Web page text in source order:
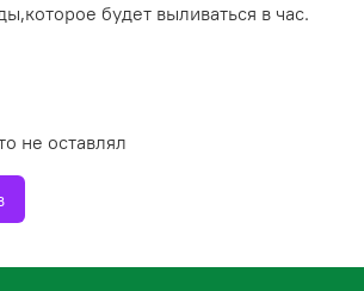
будет выливаться в час.
не оставлял